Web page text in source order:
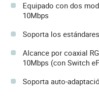
Equipado con dos
10Mbps
Soporta los
Alcance por coaxial
10Mbps (con Switch
Soporta auto-